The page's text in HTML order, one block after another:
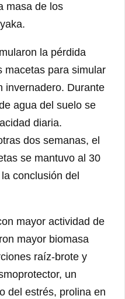
masa de los
la pérdida
macetas para simular
invernadero. Durante
agua del suelo se
diaria.
dos semanas, el
se mantuvo al 30
conclusión del
mayor actividad de
mayor biomasa
raíz-brote y
un
del estrés, prolina en